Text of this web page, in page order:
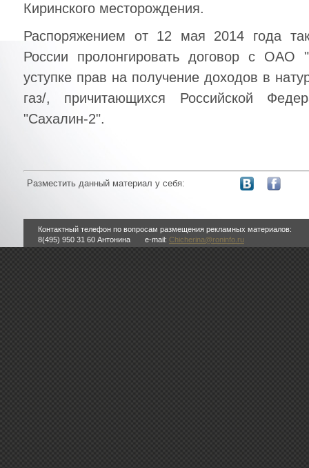
Киринского месторождения.
Распоряжением от 12 мая 2014 года
России пролонгировать договор с ОАО
уступке прав на получение доходов в
газ/, причитающихся Российской
"Сахалин-2".
Разместить данный материал у себя:
Контактный телефон по вопросам размещения рекламных материалов:
8(495) 950 31 60 Антонина e-mail: Chicherina@roninfo.ru